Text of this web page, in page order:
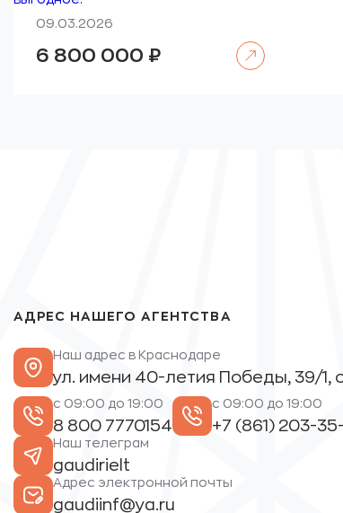
09.03.2026
6 800 000 ₽
АДРЕС НАШЕГО АГЕНТСТВА
Наш адрес в Краснодаре
ул. имени 40-летия Победы, 39/1,
с 09:00 до 19:00
8 800 7770154
с 09:00 до 19:00
+7 (861) 203-
Наш телеграм
gaudirielt
Адрес электронной почты
gaudiinf@ya.ru